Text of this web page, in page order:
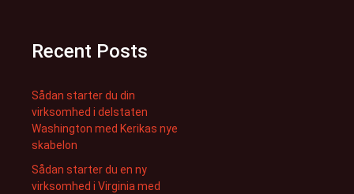
Recent Posts
Sådan starter du din
virksomhed i delstaten
Washington med Kerikas nye
skabelon
Sådan starter du en ny
virksomhed i Virginia med